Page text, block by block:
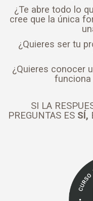
¿Te abre todo lo
cree que la única
¿Quieres ser tu
¿Quieres conocer
funciona
SI LA
PREGUNTAS ES SÍ,